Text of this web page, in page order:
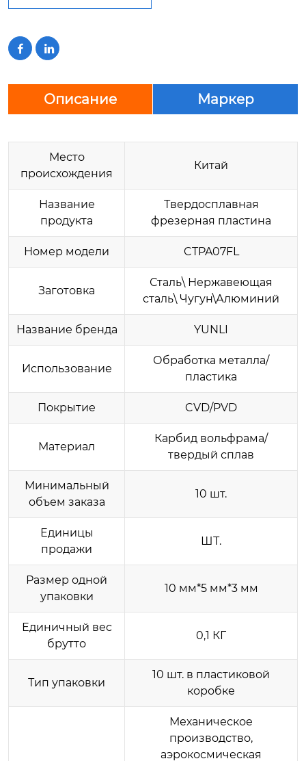
 
Описание Маркер
Место
происхождения
Китай
Название
продукта
Твердосплавная
фрезерная пластина
Номер модели CTPA07FL
Заготовка
Сталь\ Нержавеющая
сталь\ Чугун\Алюминий
Название бренда YUNLI
Использование
Обработка металла/
пластика
Покрытие CVD/PVD
Материал
Карбид вольфрама/
твердый сплав
Минимальный
объем заказа
10 шт.
Единицы
продажи
ШТ.
Размер одной
упаковки
10 мм*5 мм*3 мм
Единичный вес
брутто
0,1 КГ
Тип упаковки
10 шт. в пластиковой
коробке
Механическое
производство,
аэрокосмическая